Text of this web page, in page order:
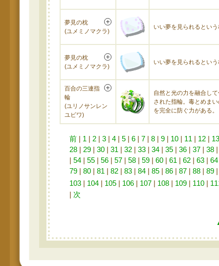
夢見の枕
(ユメミノマクラ)
いい夢を見られるとい
夢見の枕
(ユメミノマクラ)
いい夢を見られるとい
百合の三連指
輪
(ユリノサンレン
ユビワ)
自然と光の力を融合し
された指輪。毒とめま
を完全に防ぐ力がある。
前 1 2 3 4 5 6 7 8 9 10 11 12
13
28
29 30 31 32 33 34 35 36 37 38
54 55 56 57 58 59 60 61 62 63 64
79
80 81 82 83 84 85 86 87 88 89
103
104 105 106 107 108 109 110
次